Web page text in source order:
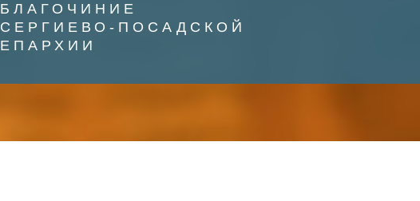
БЛАГОЧИНИЕ
СЕРГИЕВО-ПОСАДСКОЙ
ЕПАРХИИ